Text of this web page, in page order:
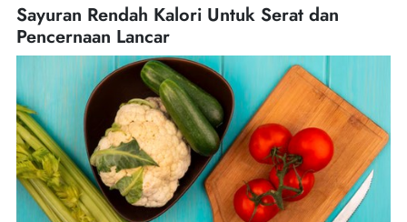
Sayuran Rendah Kalori Untuk Serat dan
Pencernaan Lancar